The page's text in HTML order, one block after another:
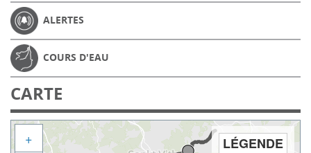
ALERTES
COURS D'EAU
CARTE
LÉGENDE
+